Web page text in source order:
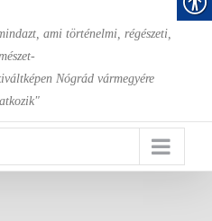
ami történelmi, régészeti,
Nógrád vármegyére